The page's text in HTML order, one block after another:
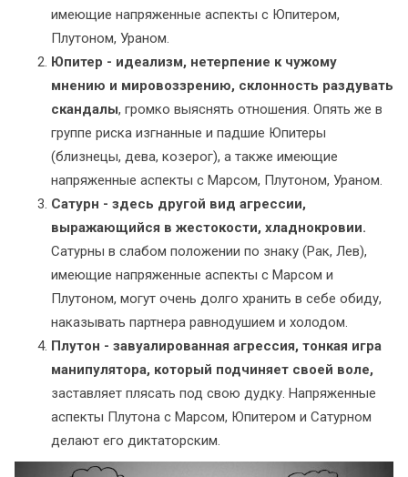
имеющие напряженные аспекты с Юпитером,
Плутоном, Ураном.
Юпитер - идеализм, нетерпение к чужому
мнению и мировоззрению, склонность раздувать
скандалы, громко выяснять отношения. Опять же в
группе риска изгнанные и падшие Юпитеры
(близнецы, дева, козерог), а также имеющие
напряженные аспекты с Марсом, Плутоном, Ураном.
Сатурн - здесь другой вид агрессии,
выражающийся в жестокости, хладнокровии.
Сатурны в слабом положении по знаку (Рак, Лев),
имеющие напряженные аспекты с Марсом и
Плутоном, могут очень долго хранить в себе обиду,
наказывать партнера равнодушием и холодом.
Плутон - завуалированная агрессия, тонкая игра
манипулятора, который подчиняет своей воле,
заставляет плясать под свою дудку. Напряженные
аспекты Плутона с Марсом, Юпитером и Сатурном
делают его диктаторским.